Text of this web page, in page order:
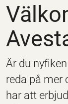
Är du
reda på mer
har att